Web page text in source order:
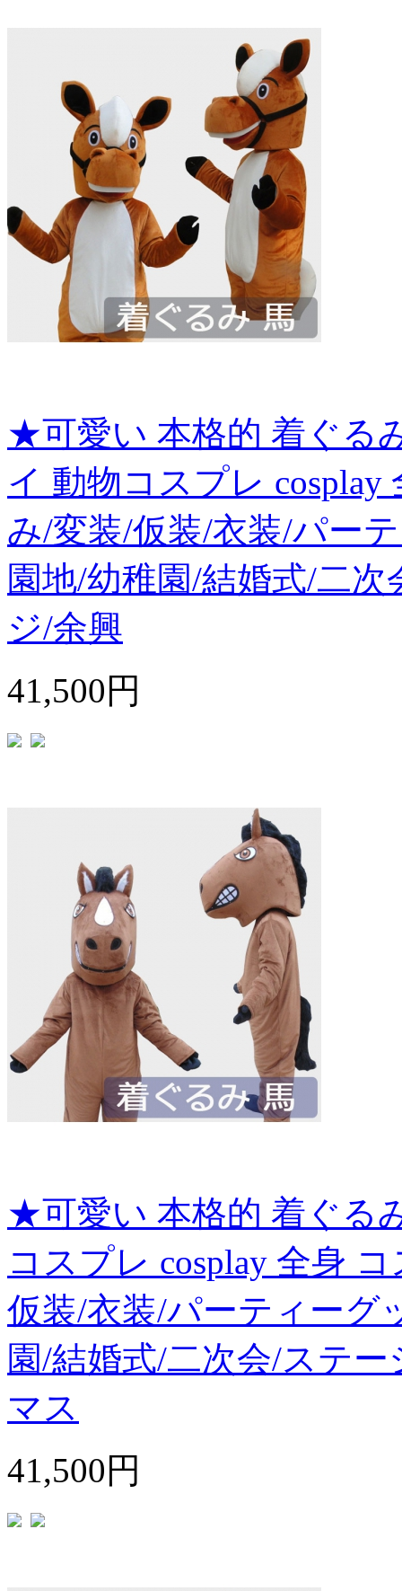
★可愛い 本格的 着ぐる
イ 動物コスプレ
み/変装/仮装/衣装/パー
園地/幼稚園/結婚式/二
ジ/余興
41,500円
★可愛い 本格的 着ぐる
コスプレ cosplay 全身
仮装/衣装/パーティーグ
園/結婚式/二次会/ステ
マス
41,500円